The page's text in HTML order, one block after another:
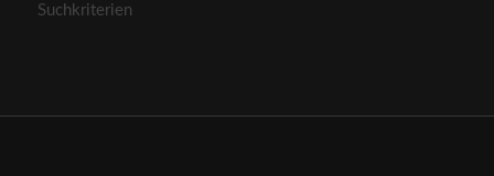
Suchkriterien